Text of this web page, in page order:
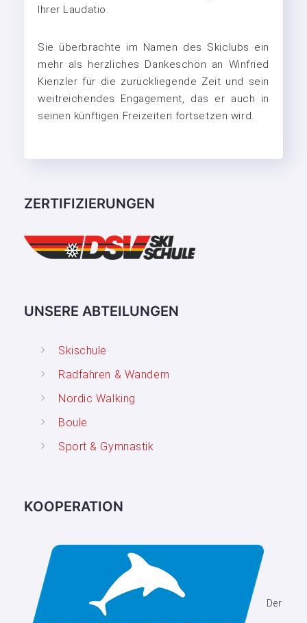
Ihrer Laudatio.
Sie überbrachte im Namen des Skiclubs ein
mehr als herzliches Dankeschön an Winfried
Kienzler für die zurückliegende Zeit und sein
weitreichendes Engagement, das er auch in
seinen künftigen Freizeiten fortsetzen wird.
ZERTIFIZIERUNGEN
UNSERE ABTEILUNGEN
Skischule
Radfahren & Wandern
Nordic Walking
Boule
Sport & Gymnastik
KOOPERATION
Der